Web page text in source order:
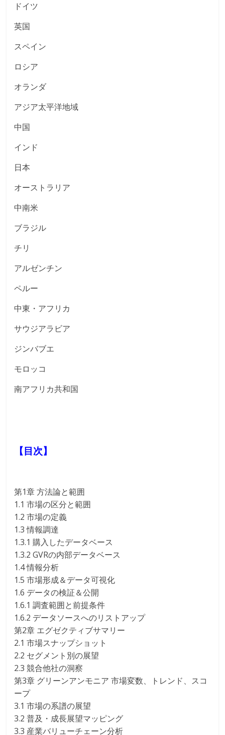
ドイツ
英国
スペイン
ロシア
オランダ
アジア太平洋地域
中国
インド
日本
オーストラリア
中南米
ブラジル
チリ
アルゼンチン
ペルー
中東・アフリカ
サウジアラビア
ジンバブエ
モロッコ
南アフリカ共和国
【目次】
第1章 方法論と範囲
1.1 市場の区分と範囲
1.2 市場の定義
1.3 情報調達
1.3.1 購入したデータベース
1.3.2 GVRの内部データベース
1.4 情報分析
1.5 市場形成＆データ可視化
1.6 データの検証＆公開
1.6.1 調査範囲と前提条件
1.6.2 データソースへのリストアップ
第2章 エグゼクティブサマリー
2.1 市場スナップショット
2.2 セグメント別の展望
2.3 競合他社の洞察
第3章 グリーンアンモニア 市場変数、トレンド、スコ
ープ
3.1 市場の系譜の展望
3.2 普及・成長展望マッピング
3.3 産業バリューチェーン分析